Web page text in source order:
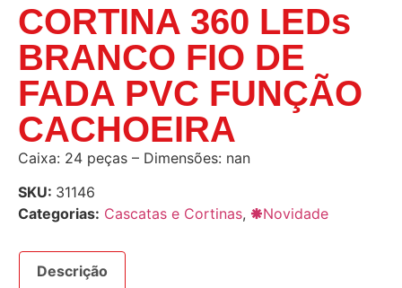
CORTINA 360 LEDs
BRANCO FIO DE
FADA PVC FUNÇÃO
CACHOEIRA
Caixa: 24 peças – Dimensões: nan
SKU: 31146
Categorias: Cascatas e Cortinas, 🞿Novidade
Descrição